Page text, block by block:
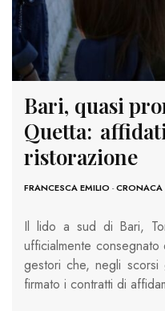
Bari, quasi
Quetta:
ristorazione
FRANCESCA EMILIO -CRONACA
Il lido a sud di Bari,
ufficialmente consegnato
gestori che, negli scorsi
firmato i contratti di